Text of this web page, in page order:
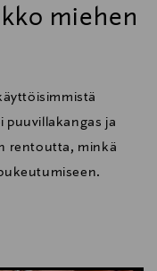
miehen
puuvillakangas ja
rentoutta, minkä